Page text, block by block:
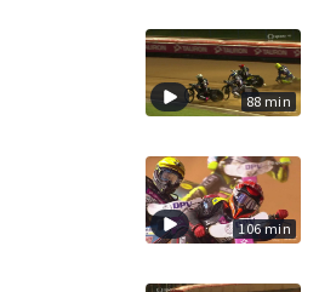
88 min
106 min